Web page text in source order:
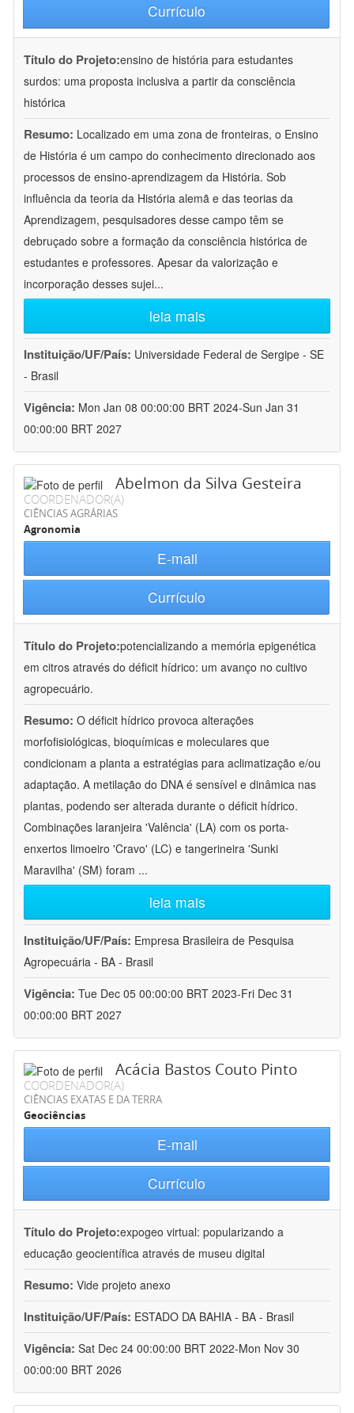
Currículo
Título do Projeto:ensino de história para estudantes
surdos: uma proposta inclusiva a partir da consciência
histórica
Resumo: Localizado em uma zona de fronteiras, o Ensino
de História é um campo do conhecimento direcionado aos
processos de ensino-aprendizagem da História. Sob
influência da teoria da História alemã e das teorias da
Aprendizagem, pesquisadores desse campo têm se
debruçado sobre a formação da consciência histórica de
estudantes e professores. Apesar da valorização e
incorporação desses sujei...
leia mais
Instituição/UF/País: Universidade Federal de Sergipe - SE
- Brasil
Vigência: Mon Jan 08 00:00:00 BRT 2024-Sun Jan 31
00:00:00 BRT 2027
Abelmon da Silva Gesteira
COORDENADOR(A)
CIÊNCIAS AGRÁRIAS
Agronomia
E-mail
Currículo
Título do Projeto:potencializando a memória epigenética
em citros através do déficit hídrico: um avanço no cultivo
agropecuário.
Resumo: O déficit hídrico provoca alterações
morfofisiológicas, bioquímicas e moleculares que
condicionam a planta a estratégias para aclimatização e/ou
adaptação. A metilação do DNA é sensível e dinâmica nas
plantas, podendo ser alterada durante o déficit hídrico.
Combinações laranjeira 'Valência' (LA) com os porta-
enxertos limoeiro 'Cravo' (LC) e tangerineira 'Sunki
Maravilha' (SM) foram ...
leia mais
Instituição/UF/País: Empresa Brasileira de Pesquisa
Agropecuária - BA - Brasil
Vigência: Tue Dec 05 00:00:00 BRT 2023-Fri Dec 31
00:00:00 BRT 2027
Acácia Bastos Couto Pinto
COORDENADOR(A)
CIÊNCIAS EXATAS E DA TERRA
Geociências
E-mail
Currículo
Título do Projeto:expogeo virtual: popularizando a
educação geocientífica através de museu digital
Resumo: Vide projeto anexo
Instituição/UF/País: ESTADO DA BAHIA - BA - Brasil
Vigência: Sat Dec 24 00:00:00 BRT 2022-Mon Nov 30
00:00:00 BRT 2026